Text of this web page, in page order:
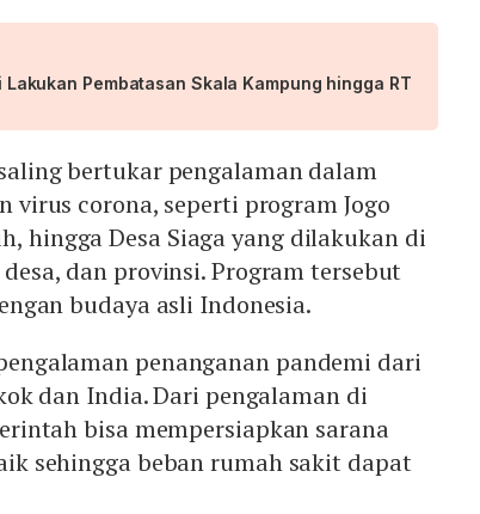
Pembatasan Skala Kampung hingga RT
bertukar pengalaman dalam
virus corona, seperti program Jogo
hingga Desa Siaga yang dilakukan di
dan provinsi. Program tersebut
budaya asli Indonesia.
penanganan pandemi dari
dan India. Dari pengalaman di
bisa mempersiapkan sarana
sehingga beban rumah sakit dapat